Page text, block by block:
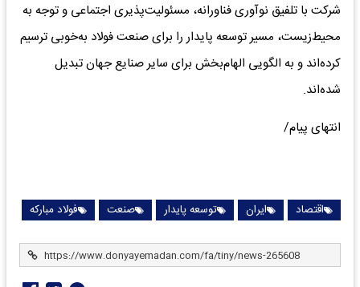
شرکت با تلفیق نوآوری فناورانه، مسئولیت‌پذیری اجتماعی و توجه به
محیط‌زیست، مسیر توسعه پایدار را برای صنعت فولاد به‌خوبی ترسیم
کرده‌اند و به الگویی الهام‌بخش برای سایر صنایع جهان تبدیل
شده‌اند.
انتهای پیام/
اقتصاد ایران توسعه پایدار صنعت فولاد مبارکه